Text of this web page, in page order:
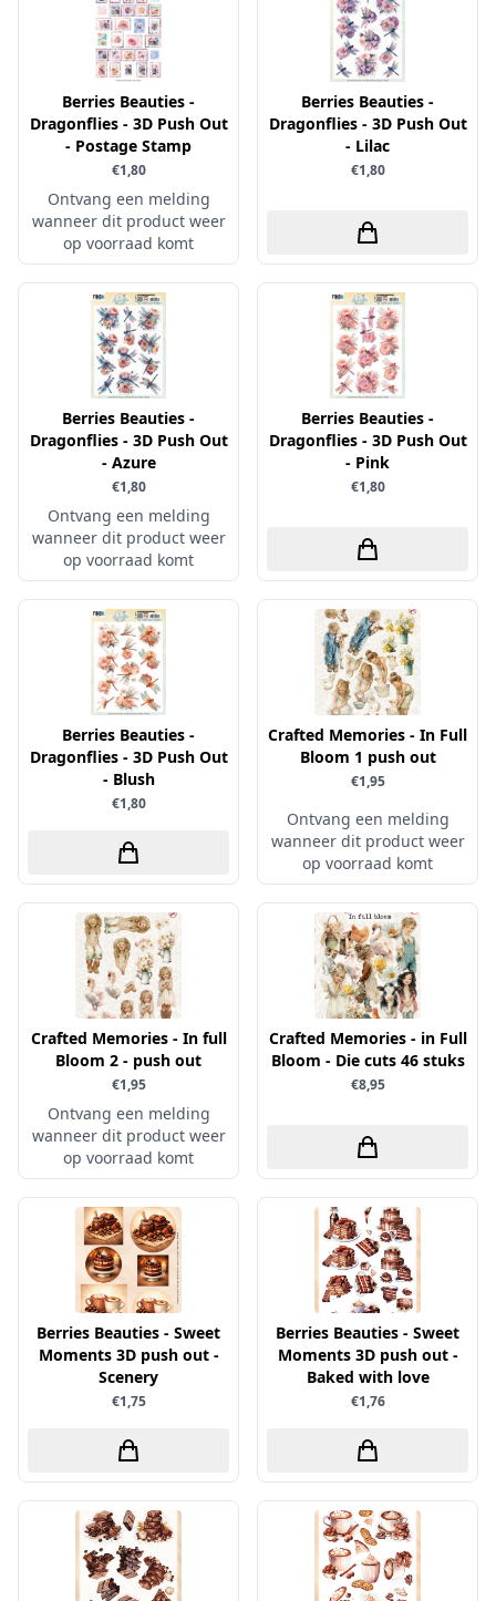
Little Birdie
Maja Design
Marianne Design
Marij Rahder
Memento
Mintay
Morgana Fantasy
Nellie's Choice
Nuvo
Overige
Paper Boutique
Paper Favourites
Paperfuel
Papers for You
Piatek13
Precious Marieke
Prills
Pronty
Ranger
Rayher
Reprint
Scrap-Boys
ScrapAndMe
Sizzix
Sparkles
Spectrum Noir
Spellbinders
Sprinkletz
Stamperia
Starform
Steadler
Stitch & Do
Studio Light
Te Gekke Krijtjes
The Paper Boutique
Tombow
Totally - Tiffany
Vaessen Creative
van Gogh
Versa Magic Dew Drop
Versafine
Verschillende
WeR Memory
Whimsy Stamps
Berries Beauties -
Dragonflies - 3D Push Out
- Postage Stamp
€1,80
Ontvang een melding
wanneer dit product weer
op voorraad komt
Berries Beauties -
Dragonflies - 3D Push Out
- Lilac
€1,80
Berries Beauties -
Dragonflies - 3D Push Out
- Azure
€1,80
Ontvang een melding
wanneer dit product weer
op voorraad komt
Berries Beauties -
Dragonflies - 3D Push Out
- Pink
€1,80
Berries Beauties -
Dragonflies - 3D Push Out
- Blush
€1,80
Crafted Memories - In Full
Bloom 1 push out
€1,95
Ontvang een melding
wanneer dit product weer
op voorraad komt
Crafted Memories - In full
Bloom 2 - push out
€1,95
Ontvang een melding
wanneer dit product weer
op voorraad komt
Crafted Memories - in Full
Bloom - Die cuts 46 stuks
€8,95
Berries Beauties - Sweet
Moments 3D push out -
Scenery
€1,75
Berries Beauties - Sweet
Moments 3D push out -
Baked with love
€1,76